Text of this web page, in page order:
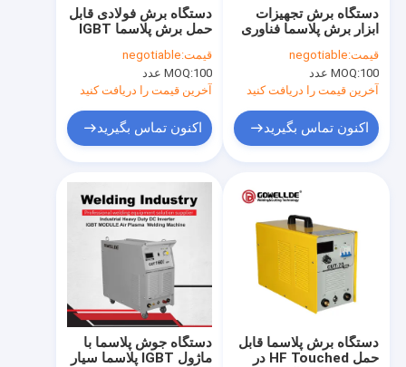
دستگاه برش فولادی قابل
حمل برش پلاسما IGBT
قیمت:negotiable
MOQ:100 عدد
آخرین قیمت را دریافت کنید
اکنون تماس بگیرید
دستگاه برش تجهیزات
ابزار برش پلاسما فناوری
قیمت:negotiable
MOQ:100 عدد
آخرین قیمت را دریافت کنید
اکنون تماس بگیرید
دستگاه جوش پلاسما با
ماژول IGBT پلاسما سیار
دستگاه برش پلاسما قابل
حمل HF Touched در